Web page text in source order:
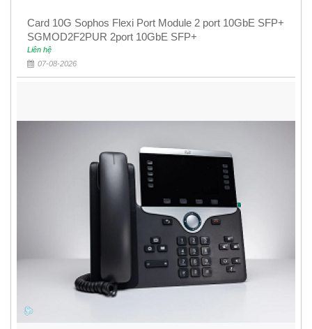
Card 10G Sophos Flexi Port Module 2 port 10GbE SFP+
SGMOD2F2PUR 2port 10GbE SFP+
Liên hệ
07-08-2026